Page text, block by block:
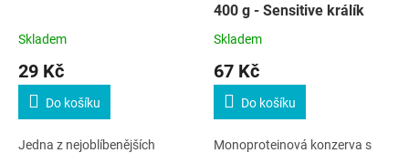
Skladem
29 Kč
Do košíku
Jedna z nejoblíbenějších
400 g - Sensitive králík
Skladem
67 Kč
Do košíku
Monoproteinová konzerva s